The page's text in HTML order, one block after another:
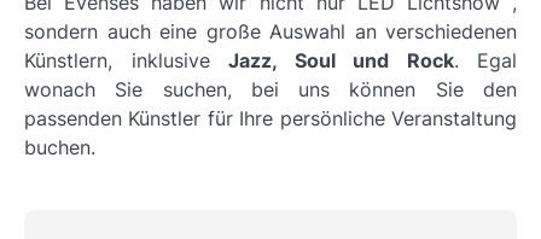
sondern auch eine große Auswahl an verschiedenen
Künstlern, inklusive Jazz, Soul und Rock. Egal
wonach Sie suchen, bei uns können Sie den
passenden Künstler für Ihre persönliche Veranstaltung
buchen.